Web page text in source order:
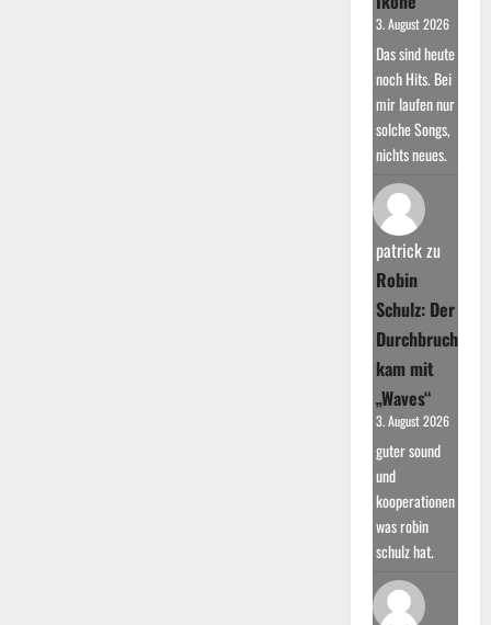
3. August 2026
Das sind heute
noch Hits. Bei
mir laufen nur
solche Songs,
nichts neues.
patrickzu
Robin
Schulz: Der
Durchbruch
kam mit
„Waves“
3. August 2026
guter sound
und
kooperationen
was robin
schulz hat.